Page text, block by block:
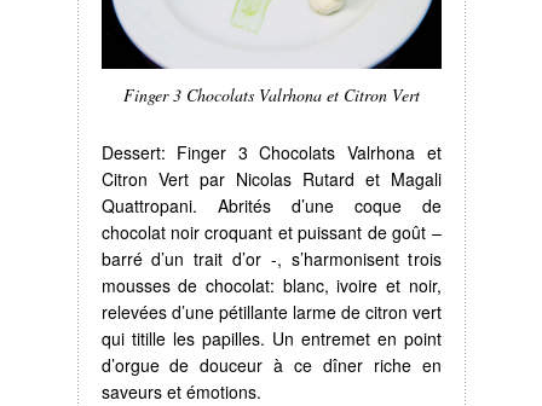
Finger 3 Chocolats Valrhona et Citron Vert
Dessert: Finger 3 Chocolats Valrhona et
Citron Vert par Nicolas Rutard et Magali
Quattropani. Abrités d’une coque de
chocolat noir croquant et puissant de goût –
barré d’un trait d’or -, s’harmonisent trois
mousses de chocolat: blanc, ivoire et noir,
relevées d’une pétillante larme de citron vert
qui titille les papilles. Un entremet en point
d’orgue de douceur à ce dîner riche en
saveurs et émotions.